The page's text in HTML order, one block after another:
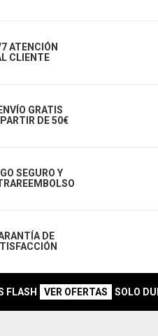
ATENCIÓN
CLIENTE
ENVÍO GRATIS
DE 50€
SEGURO Y
DE
VER OFERTAS SOLO